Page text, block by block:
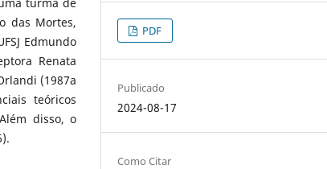
das Mortes,
Edmundo
Renata
(1987a
teóricos
disso, o
PDF
Publicado
2024-08-17
Como Citar